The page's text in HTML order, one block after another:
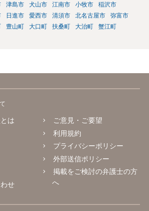
相手の身元が必要です。分からない場合は、
進めてください。 相手が購入した高額商品
まえ、応じない場合は法的措置を辞さない姿
的かと思います。
津島市 犬山市 江南市 小牧市
稲沢市
日進市 愛西市 清須市 北名古屋市
弥富市
豊山町 大口町 扶桑町 大治町
蟹江町
は
せ
ご意見・ご要望
利用規約
プライバシーポリシー
外部送信ポリシー
掲載をご検討の弁護士の方
へ